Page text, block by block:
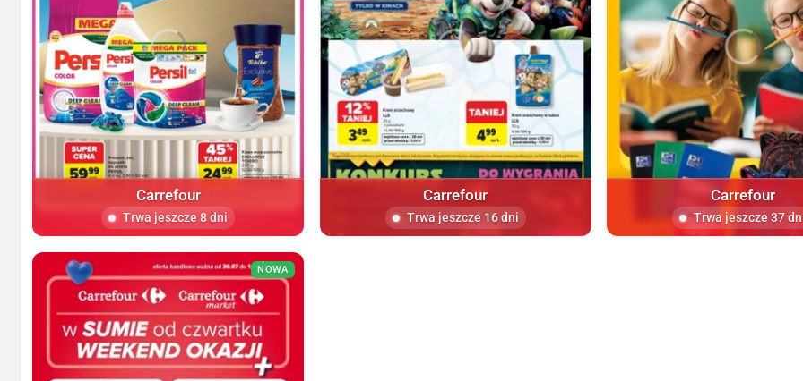
Carrefour
Trwa jeszcze 8 dni
Carrefour
Trwa jeszcze 16 dni
Carrefour
Trwa jeszcze 37
NOWA